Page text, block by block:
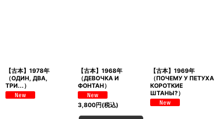
【古本】1978年
（ОДИН, ДВА,
ТРИ...）
【古本】1968年
（ДЕВОЧКА И
ФОНТАН）
3,800円(税込)
【古本】1969年
（ПОЧЕМУ У ПЕТУХА
КОРОТКИЕ
ШТАНЫ?）